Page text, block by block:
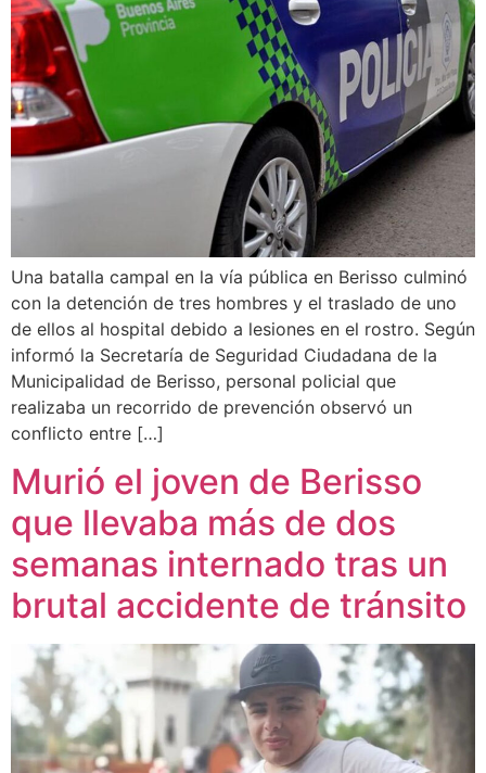
Una batalla campal en la vía pública en Berisso culminó
con la detención de tres hombres y el traslado de uno
de ellos al hospital debido a lesiones en el rostro. Según
informó la Secretaría de Seguridad Ciudadana de la
Municipalidad de Berisso, personal policial que
realizaba un recorrido de prevención observó un
conflicto entre […]
Murió el joven de Berisso
que llevaba más de dos
semanas internado tras un
brutal accidente de tránsito